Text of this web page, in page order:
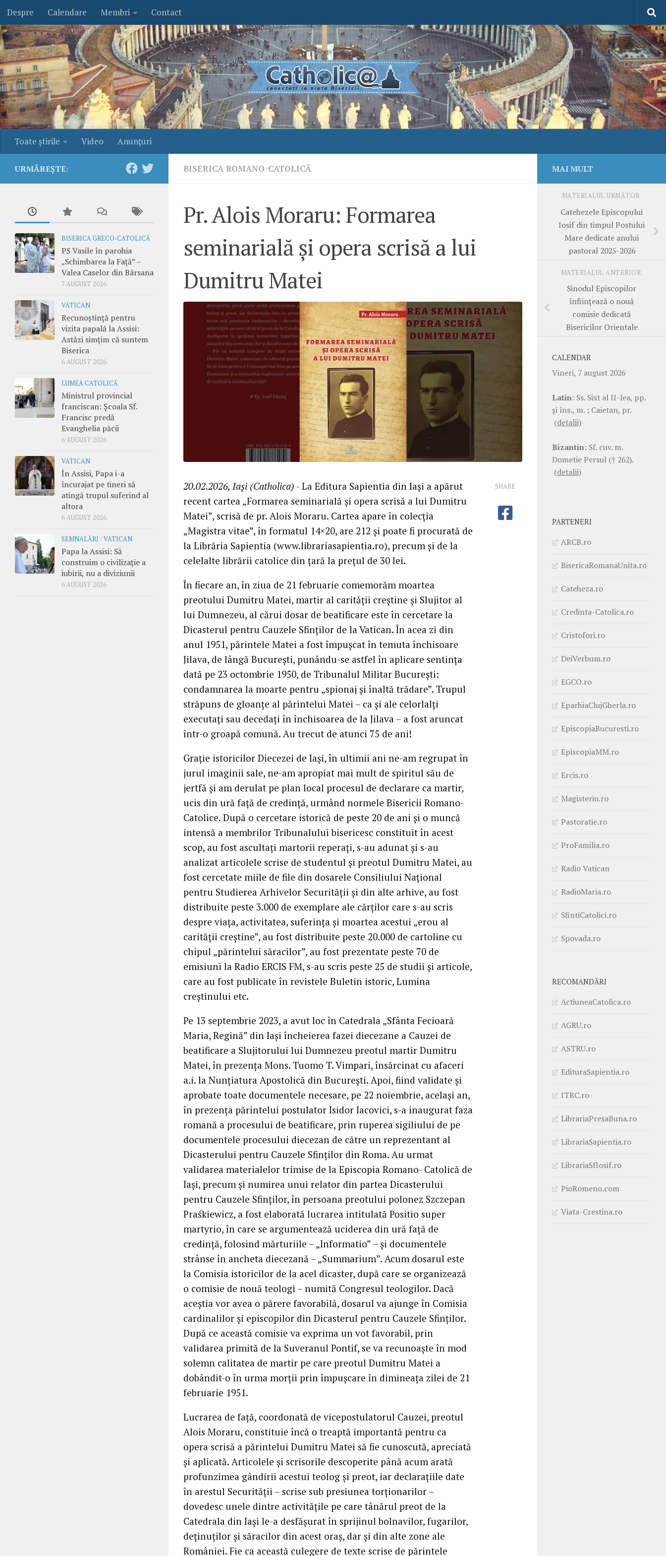
Skip to content
Despre Calendare Membri Contact
Toate ştirile Video Anunţuri
BISERICA ROMANO-CATOLICĂ
Pr. Alois Moraru: Formarea
seminarială și opera scrisă a lui
Dumitru Matei
20.02.2026, Iași (Catholica) - La Editura Sapientia din Iași a apărut
recent cartea „Formarea seminarială și opera scrisă a lui Dumitru
Matei”, scrisă de pr. Alois Moraru. Cartea apare în colecția
„Magistra vitae”, în formatul 14×20, are 212 și poate fi procurată de
la Librăria Sapientia (www.librariasapientia.ro), precum și de la
celelalte librării catolice din țară la prețul de 30 lei.
În fiecare an, în ziua de 21 februarie comemorăm moartea
preotului Dumitru Matei, martir al carității creștine și Slujitor al
lui Dumnezeu, al cărui dosar de beatificare este în cercetare la
Dicasterul pentru Cauzele Sfinților de la Vatican. În acea zi din
anul 1951, părintele Matei a fost împușcat în temuta închisoare
Jilava, de lângă București, punându-se astfel în aplicare sentința
dată pe 23 octombrie 1950, de Tribunalul Militar București:
condamnarea la moarte pentru „spionaj și înaltă trădare”. Trupul
străpuns de gloanțe al părintelui Matei – ca și ale celorlalți
executați sau decedați în închisoarea de la Jilava – a fost aruncat
într-o groapă comună. Au trecut de atunci 75 de ani!
Grație istoricilor Diecezei de Iași, în ultimii ani ne-am regrupat în
jurul imaginii sale, ne-am apropiat mai mult de spiritul său de
jertfă și am derulat pe plan local procesul de declarare ca martir,
ucis din ură față de credință, urmând normele Bisericii Romano-
Catolice. După o cercetare istorică de peste 20 de ani și o muncă
intensă a membrilor Tribunalului bisericesc constituit în acest
scop, au fost ascultați martorii reperați, s-au adunat și s-au
analizat articolele scrise de studentul și preotul Dumitru Matei, au
fost cercetate miile de file din dosarele Consiliului Național
pentru Studierea Arhivelor Securității și din alte arhive, au fost
distribuite peste 3.000 de exemplare ale cărților care s-au scris
despre viața, activitatea, suferința și moartea acestui „erou al
carității creștine”, au fost distribuite peste 20.000 de cartoline cu
chipul „părintelui săracilor”, au fost prezentate peste 70 de
emisiuni la Radio ERCIS FM, s-au scris peste 25 de studii și articole,
care au fost publicate în revistele Buletin istoric, Lumina
creștinului etc.
Pe 13 septembrie 2023, a avut loc în Catedrala „Sfânta Fecioară
Maria, Regină” din Iași încheierea fazei diecezane a Cauzei de
beatificare a Slujitorului lui Dumnezeu preotul martir Dumitru
Matei, în prezența Mons. Tuomo T. Vimpari, însărcinat cu afaceri
a.i. la Nunțiatura Apostolică din București. Apoi, fiind validate și
aprobate toate documentele necesare, pe 22 noiembrie, același an,
în prezența părintelui postulator Isidor Iacovici, s-a inaugurat faza
romană a procesului de beatificare, prin ruperea sigiliului de pe
documentele procesului diecezan de către un reprezentant al
Dicasterului pentru Cauzele Sfinților din Roma. Au urmat
validarea materialelor trimise de la Episcopia Romano- Catolică de
Iași, precum și numirea unui relator din partea Dicasterului
pentru Cauzele Sfinților, în persoana preotului polonez Szczepan
Praśkiewicz, a fost elaborată lucrarea intitulată Positio super
martyrio, în care se argumentează uciderea din ură față de
credință, folosind mărturiile – „Informatio” – și documentele
strânse în ancheta diecezană – „Summarium”. Acum dosarul este
la Comisia istoricilor de la acel dicaster, după care se organizează
o comisie de nouă teologi – numită Congresul teologilor. Dacă
aceștia vor avea o părere favorabilă, dosarul va ajunge în Comisia
cardinalilor și episcopilor din Dicasterul pentru Cauzele Sfinților.
După ce această comisie va exprima un vot favorabil, prin
validarea primită de la Suveranul Pontif, se va recunoaște în mod
solemn calitatea de martir pe care preotul Dumitru Matei a
dobândit-o în urma morții prin împușcare în dimineața zilei de 21
februarie 1951.
Lucrarea de față, coordonată de vicepostulatorul Cauzei, preotul
Alois Moraru, constituie încă o treaptă importantă pentru ca
opera scrisă a părintelui Dumitru Matei să fie cunoscută, apreciată
și aplicată. Articolele și scrisorile descoperite până acum arată
profunzimea gândirii acestui teolog și preot, iar declarațiile date
în arestul Securității – scrise sub presiunea torționarilor –
dovedesc unele dintre activitățile pe care tânărul preot de la
Catedrala din Iași le-a desfășurat în sprijinul bolnavilor, fugarilor,
deținuților și săracilor din acest oraș, dar și din alte zone ale
României. Fie ca această culegere de texte scrise de părintele
SHARE
URMĂREȘTE:
BISERICA GRECO-CATOLICĂ
PS Vasile în parohia
„Schimbarea la Față” –
Valea Caselor din Bârsana
7 AUGUST 2026
VATICAN
Recunoștință pentru
vizita papală la Assisi:
Astăzi simțim că suntem
Biserica
6 AUGUST 2026
LUMEA CATOLICĂ
Ministrul provincial
franciscan: Școala Sf.
Francisc predă
Evanghelia păcii
6 AUGUST 2026
VATICAN
În Assisi, Papa i-a
încurajat pe tineri să
atingă trupul suferind al
altora
6 AUGUST 2026
SEMNALĂRI /VATICAN
Papa la Assisi: Să
construim o civilizație a
iubirii, nu a diviziunii
6 AUGUST 2026
MAI MULT
MATERIALUL URMĂTOR
Catehezele Episcopului
Iosif din timpul Postului
Mare dedicate anului
pastoral 2025-2026
MATERIALUL ANTERIOR
Sinodul Episcopilor
înființează o nouă
comisie dedicată
Bisericilor Orientale
CALENDAR
Vineri, 7 august 2026
Latin: Ss. Sixt al II-lea, pp.
şi îns., m. ; Caietan, pr.
(detalii)
Bizantin: Sf. cuv. m.
Dometie Persul († 262).
(detalii)
PARTENERI
ARCB.ro
BisericaRomanaUnita.ro
Cateheza.ro
Credinta-Catolica.ro
Cristofori.ro
DeiVerbum.ro
EGCO.ro
EparhiaClujGherla.ro
EpiscopiaBucuresti.ro
EpiscopiaMM.ro
Ercis.ro
Magisteriu.ro
Pastoratie.ro
ProFamilia.ro
Radio Vatican
RadioMaria.ro
SfintiCatolici.ro
Spovada.ro
RECOMANDĂRI
ActiuneaCatolica.ro
AGRU.ro
ASTRU.ro
EdituraSapientia.ro
ITRC.ro
LibrariaPresaBuna.ro
LibrariaSapientia.ro
LibrariaSfIosif.ro
PioRomeno.com
Viata-Crestina.ro